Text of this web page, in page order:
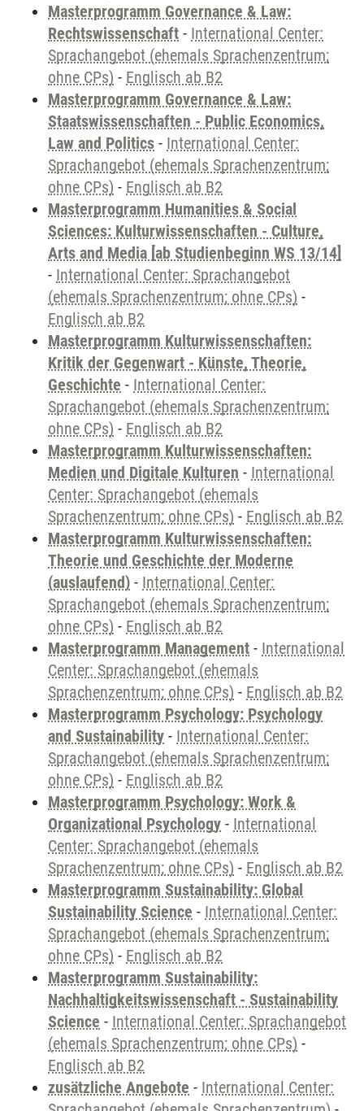
Masterprogramm Governance & Law:
Rechtswissenschaft - International Center:
Sprachangebot (ehemals Sprachenzentrum;
ohne CPs) - Englisch ab B2
Masterprogramm Governance & Law:
Staatswissenschaften - Public Economics,
Law and Politics - International Center:
Sprachangebot (ehemals Sprachenzentrum;
ohne CPs) - Englisch ab B2
Masterprogramm Humanities & Social
Sciences: Kulturwissenschaften - Culture,
Arts and Media [ab Studienbeginn WS 13/14]
- International Center: Sprachangebot
(ehemals Sprachenzentrum; ohne CPs) -
Englisch ab B2
Masterprogramm Kulturwissenschaften:
Kritik der Gegenwart - Künste, Theorie,
Geschichte - International Center:
Sprachangebot (ehemals Sprachenzentrum;
ohne CPs) - Englisch ab B2
Masterprogramm Kulturwissenschaften:
Medien und Digitale Kulturen - International
Center: Sprachangebot (ehemals
Sprachenzentrum; ohne CPs) - Englisch ab B2
Masterprogramm Kulturwissenschaften:
Theorie und Geschichte der Moderne
(auslaufend) - International Center:
Sprachangebot (ehemals Sprachenzentrum;
ohne CPs) - Englisch ab B2
Masterprogramm Management - International
Center: Sprachangebot (ehemals
Sprachenzentrum; ohne CPs) - Englisch ab B2
Masterprogramm Psychology: Psychology
and Sustainability - International Center:
Sprachangebot (ehemals Sprachenzentrum;
ohne CPs) - Englisch ab B2
Masterprogramm Psychology: Work &
Organizational Psychology - International
Center: Sprachangebot (ehemals
Sprachenzentrum; ohne CPs) - Englisch ab B2
Masterprogramm Sustainability: Global
Sustainability Science - International Center:
Sprachangebot (ehemals Sprachenzentrum;
ohne CPs) - Englisch ab B2
Masterprogramm Sustainability:
Nachhaltigkeitswissenschaft - Sustainability
Science - International Center: Sprachangebot
(ehemals Sprachenzentrum; ohne CPs) -
Englisch ab B2
zusätzliche Angebote - International Center: